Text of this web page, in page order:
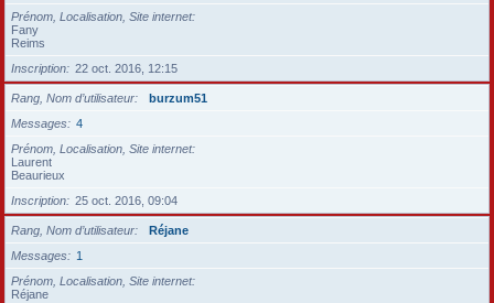
Prénom, Localisation, Site internet
Fany
Reims
Inscription
22 oct. 2016, 12:15
Rang, Nom d’utilisateur
burzum51
Messages
4
Prénom, Localisation, Site internet
Laurent
Beaurieux
Inscription
25 oct. 2016, 09:04
Rang, Nom d’utilisateur
Réjane
Messages
1
Prénom, Localisation, Site internet
Réjane